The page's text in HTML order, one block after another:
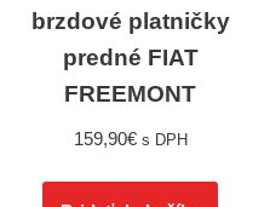
brzdové platničky
predné FIAT
FREEMONT
159,90€ s DPH